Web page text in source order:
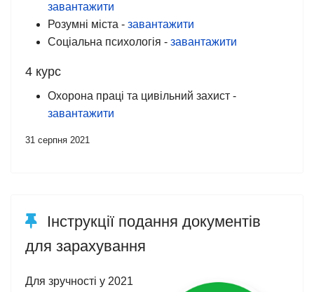
завантажити
Розумні міста - завантажити
Соціальна психологія - завантажити
4 курс
Охорона праці та цивільний захист -
завантажити
31 серпня 2021
Інструкції подання документів
для зарахування
Для зручності у 2021